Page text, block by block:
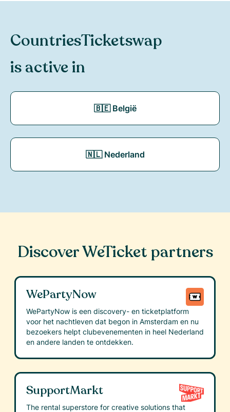
CountriesTicketswap
is active in
🇧🇪 België
🇳🇱 Nederland
Discover WeTicket partners
WePartyNow
WePartyNow is een discovery- en ticketplatform
voor het nachtleven dat begon in Amsterdam en nu
bezoekers helpt clubevenementen in heel Nederland
en andere landen te ontdekken.
SupportMarkt
The rental superstore for creative solutions that